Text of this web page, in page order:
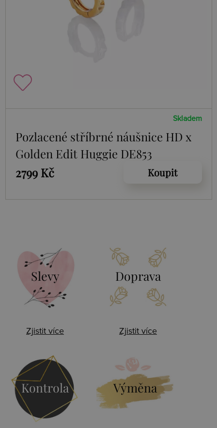
Skladem
Pozlacené stříbrné náušnice HD x
Golden Edit Huggie DE853
2799 Kč
Koupit
Slevy
Zjistit více
Doprava
Zjistit více
Kontrola Výměna